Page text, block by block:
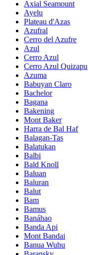
Axial Seamount
Ayelu
Plateau d'Azas
Azufral
Cerro del Azufre
Azul
Cerro Azul
Cerro Azul Quizapu
Azuma
Babuyan Claro
Bachelor
Bagana
Bakening
Mont Baker
Harra de Bal Haf
Balagan-Tas
Balatukan
Balbi
Bald Knoll
Baluan
Baluran
Balut
Bam
Bamus
Banáhao
Banda Api
Mont Bandai
Banua Wuhu